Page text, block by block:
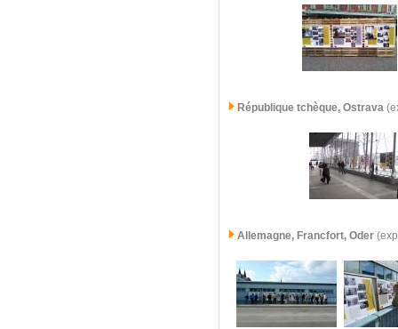
République tchèque, Ostrava
Allemagne, Francfort, Oder